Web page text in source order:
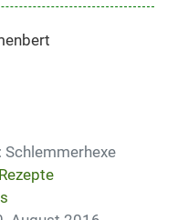
Schlemmerhexe
Rezepte